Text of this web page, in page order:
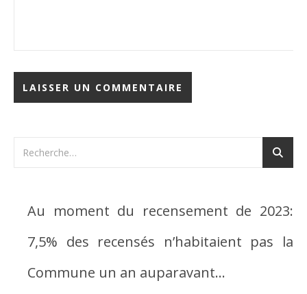
Au moment du recensement de 2023:
7,5% des recensés n’habitaient pas la
Commune un an auparavant…